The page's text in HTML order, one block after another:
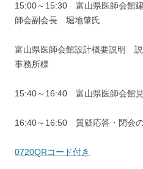
15:00～15:30 富山県医師会館
師会副会⾧ 堀地肇氏
富山県医師会館設計概要説明
事務所様
15:40～16:40 富山県医師会館
16:40～16:50 質疑応答・閉会
0720QRコード付き